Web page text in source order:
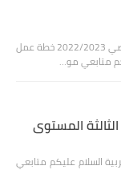
خطة عمل وتدبير فترة التقويم التشخيصي 2022/2023 خطة عمل
المستوى
السلام عليكم متابعي